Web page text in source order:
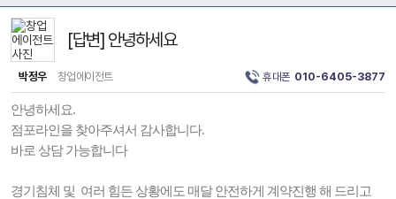
[답변] 안녕하세요
박정우 창업에이전트 휴대폰 010-6405-3877
안녕하세요.
점포라인을 찾아주셔서 감사합니다.
바로 상담 가능합니다
경기침체 및 여러 힘든 상황에도 매달 안전하게 계약진행 해 드리고